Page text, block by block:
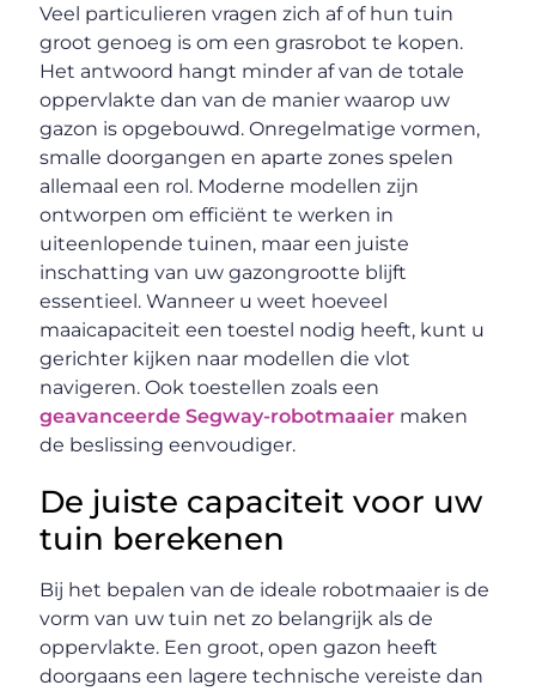
Veel particulieren vragen zich af of hun tuin
groot genoeg is om een grasrobot te kopen.
Het antwoord hangt minder af van de totale
oppervlakte dan van de manier waarop uw
gazon is opgebouwd. Onregelmatige vormen,
smalle doorgangen en aparte zones spelen
allemaal een rol. Moderne modellen zijn
ontworpen om efficiënt te werken in
uiteenlopende tuinen, maar een juiste
inschatting van uw gazongrootte blijft
essentieel. Wanneer u weet hoeveel
maaicapaciteit een toestel nodig heeft, kunt u
gerichter kijken naar modellen die vlot
navigeren. Ook toestellen zoals een
geavanceerde Segway-robotmaaier maken
de beslissing eenvoudiger.
De juiste capaciteit voor uw
tuin berekenen
Bij het bepalen van de ideale robotmaaier is de
vorm van uw tuin net zo belangrijk als de
oppervlakte. Een groot, open gazon heeft
doorgaans een lagere technische vereiste dan